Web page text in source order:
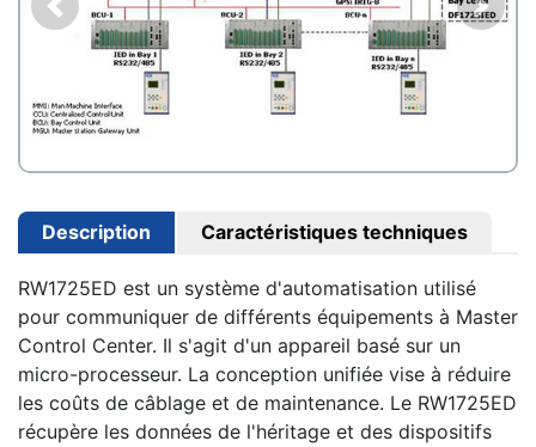
Description Caractéristiques techniques
RW1725ED est un système d'automatisation utilisé
pour communiquer de différents équipements à Master
Control Center. Il s'agit d'un appareil basé sur un
micro-processeur. La conception unifiée vise à réduire
les coûts de câblage et de maintenance. Le RW1725ED
récupère les données de l'héritage et des dispositifs